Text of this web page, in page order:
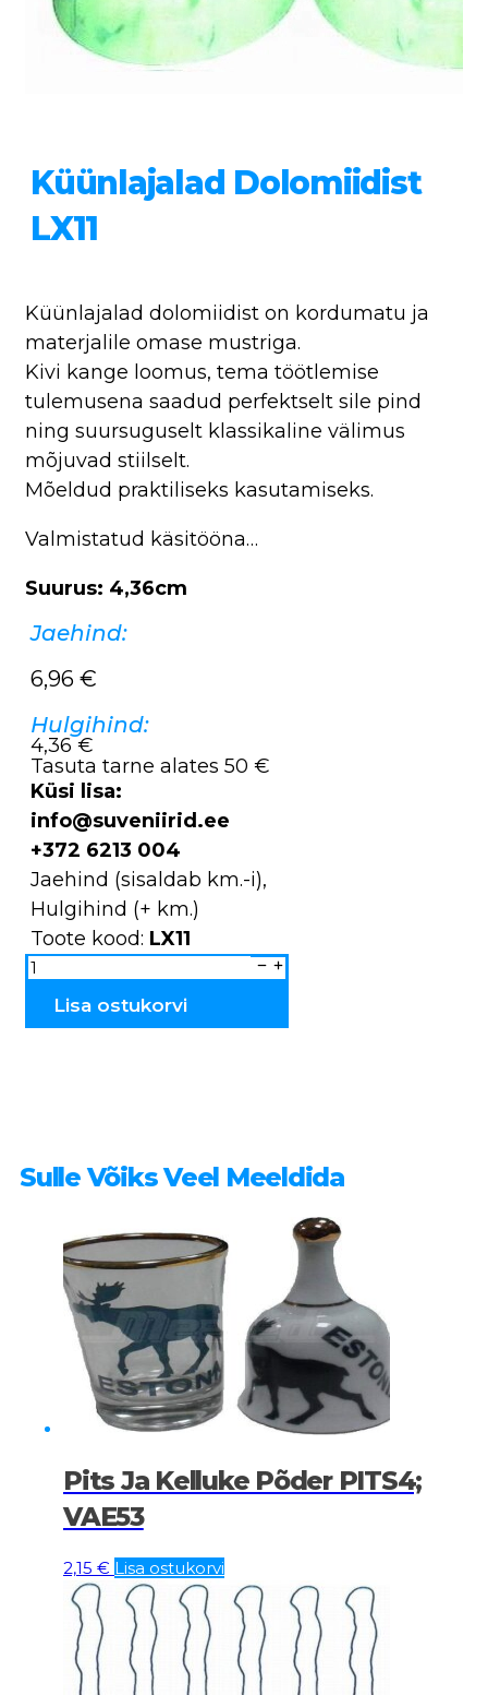
Küünlajalad Dolomiidist
LX11
Küünlajalad dolomiidist on kordumatu ja
materjalile omase mustriga.
Kivi kange loomus, tema töötlemise
tulemusena saadud perfektselt sile pind
ning suursuguselt klassikaline välimus
mõjuvad stiilselt.
Mõeldud praktiliseks kasutamiseks.
Valmistatud käsitööna…
Suurus: 4,36cm
Jaehind:
6,96 €
Hulgihind:
4,36 €
Tasuta tarne alates 50 €
Küsi lisa:
info@suveniirid.ee
+372 6213 004
Jaehind (sisaldab km.-i),
Hulgihind (+ km.)
Toote kood: LX11
Küünlajalad
dolomiidist
LX11
Lisa ostukorvi
Sulle Võiks Veel Meeldida
Pits Ja Kelluke Põder PITS4;
VAE53
2,15 € Lisa ostukorvi